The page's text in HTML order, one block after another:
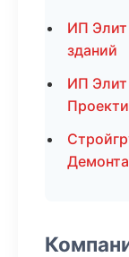
ИП
зданий
ИП